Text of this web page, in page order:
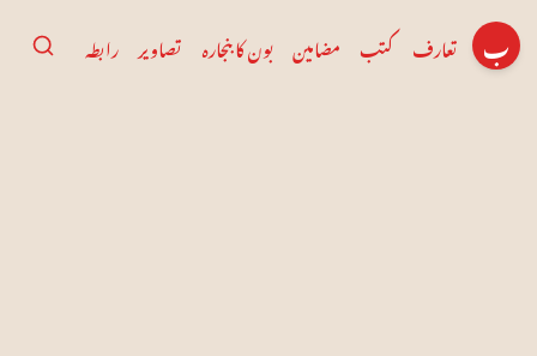
ب رابطہ تصاویر بون کا بنجارہ مضامین کتب تعارف